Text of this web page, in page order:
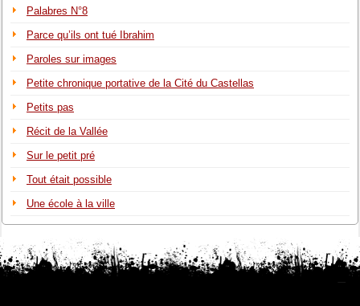
Palabres N°8
Parce qu’ils ont tué Ibrahim
Paroles sur images
Petite chronique portative de la Cité du Castellas
Petits pas
Récit de la Vallée
Sur le petit pré
Tout était possible
Une école à la ville